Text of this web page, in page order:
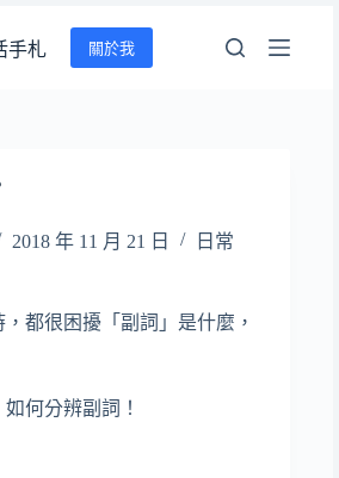
手札 關於我
2018 年 11 月 21 日 日常
都很困擾「副詞」是什麼，
何分辨副詞！